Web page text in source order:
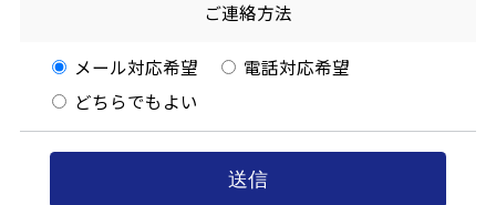
ご連絡方法
メール対応希望
電話対応希望
どちらでもよい